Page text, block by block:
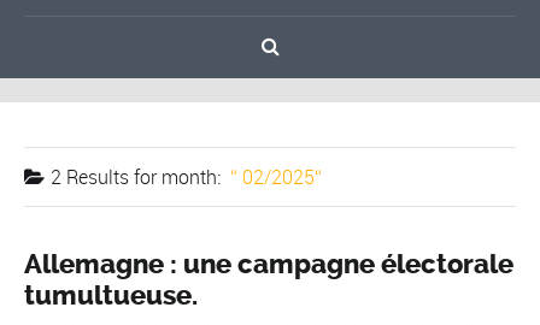
2 Results formonth: 02/2025
Allemagne : une campagne électorale
tumultueuse.